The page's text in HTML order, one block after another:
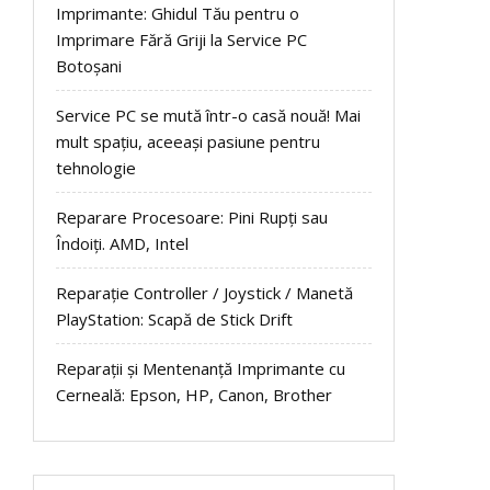
Imprimante: Ghidul Tău pentru o
Imprimare Fără Griji la Service PC
Botoșani
Service PC se mută într-o casă nouă! Mai
mult spațiu, aceeași pasiune pentru
tehnologie
Reparare Procesoare: Pini Rupți sau
Îndoiți. AMD, Intel
Reparație Controller / Joystick / Manetă
PlayStation: Scapă de Stick Drift
Reparații și Mentenanță Imprimante cu
Cerneală: Epson, HP, Canon, Brother